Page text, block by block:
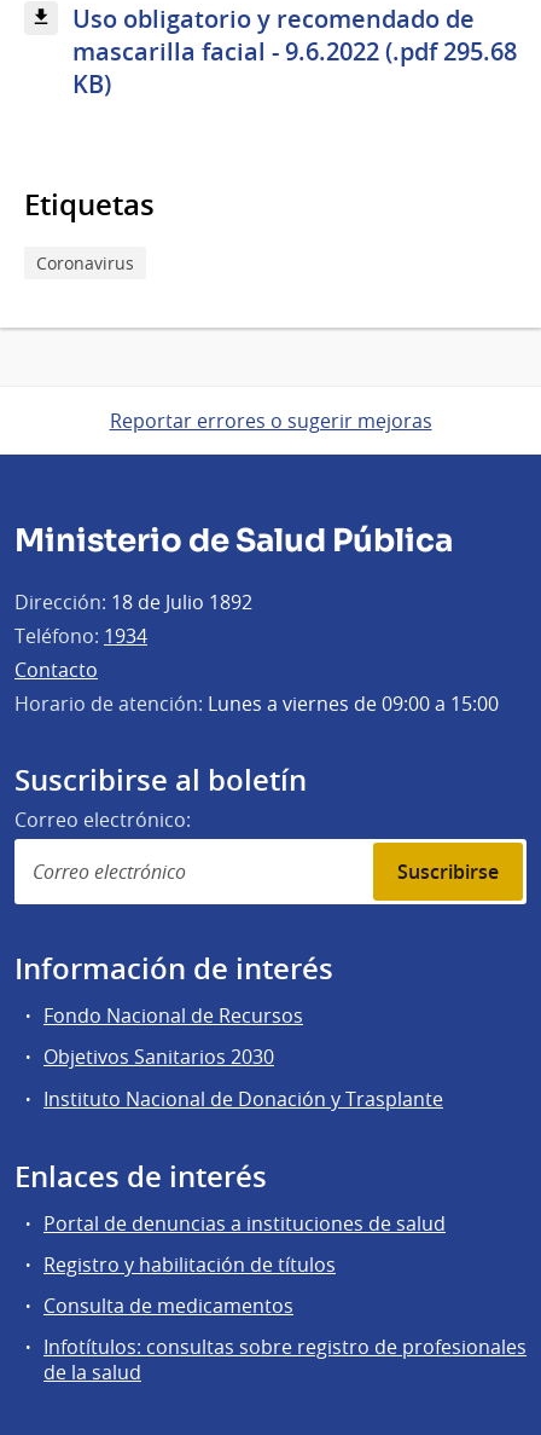
Uso obligatorio y recomendado de
mascarilla facial - 9.6.2022 (.pdf 295.68
KB)
Etiquetas
Coronavirus
Reportar errores o sugerir mejoras
Ministerio de Salud Pública
Dirección: 18 de Julio 1892
Teléfono: 1934
Contacto
Horario de atención: Lunes a viernes de 09:00 a 15:00
Suscribirse al boletín
Correo electrónico:
Suscribirse
Información de interés
Fondo Nacional de Recursos
Objetivos Sanitarios 2030
Instituto Nacional de Donación y Trasplante
Enlaces de interés
Portal de denuncias a instituciones de salud
Registro y habilitación de títulos
Consulta de medicamentos
Infotítulos: consultas sobre registro de profesionales
de la salud